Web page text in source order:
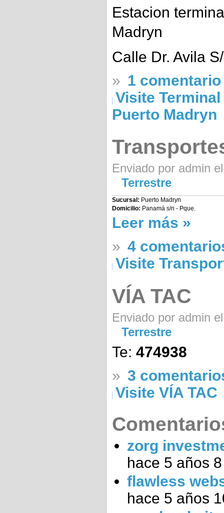
Estacion
Madryn
Calle Dr. Avila
» 1 comentario
Visite
Puerto Madryn
Enviado por admin
Terrestre
Sucursal: Puerto Madryn
Domicilio: Panamá s/n - Pque.
Leer más »
» 4
Visite
VÍA TAC
Enviado por admin
Terrestre
Te: 474938
» 3
Visite VÍA TAC
zorg
hace 5 años
flawless
hace 5 años